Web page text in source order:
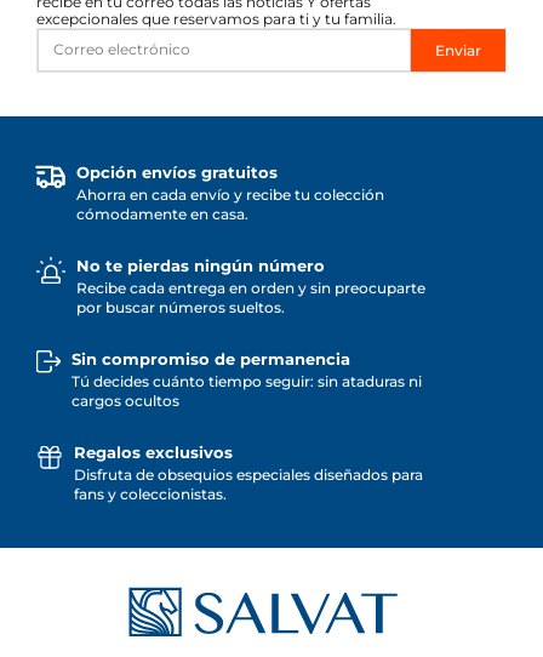
excepcionales que reservamos para ti y tu familia.
Enviar
Opción envíos gratuitos
Ahorra en cada envío y recibe tu colección
cómodamente en casa.
No te pierdas ningún número
Recibe cada entrega en orden y sin preocuparte
por buscar números sueltos.
Sin compromiso de permanencia
Tú decides cuánto tiempo seguir: sin ataduras ni
cargos ocultos
Regalos exclusivos
Disfruta de obsequios especiales diseñados para
fans y coleccionistas.